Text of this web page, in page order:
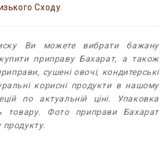
Сходу.
Ви можете вибрати бажану
приправу Бахарат, а також
сушені овочі, кондитерські
корисні продукти в нашому
по актуальній ціні. Упаковка
товару. Фото приправи Бахарат
продукту.